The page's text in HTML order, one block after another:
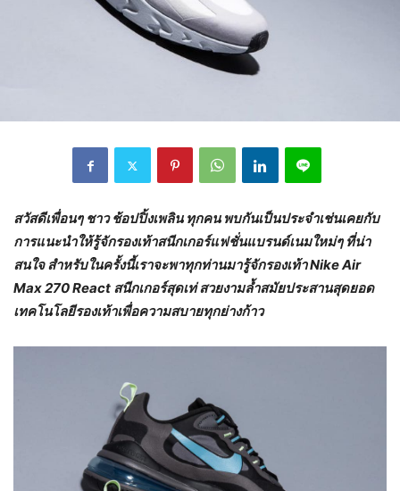
สวัสดีเพื่อนๆ ชาว ช้อปปิ้งเพลิน ทุกคน พบกันเป็นประจำเช่นเคยกับ
การแนะนำให้รู้จักรองเท้าสนีกเกอร์แฟชั่นแบรนด์เนมใหม่ๆ ที่น่า
สนใจ สำหรับในครั้งนี้เราจะพาทุกท่านมารู้จักรองเท้า Nike Air
Max 270 React สนีกเกอร์สุดเท่ สวยงามล้ำสมัยประสานสุดยอด
เทคโนโลยีรองเท้าเพื่อความสบายทุกย่างก้าว